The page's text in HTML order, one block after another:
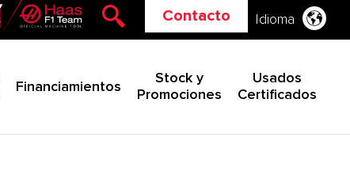
Contacto Idioma
Financiamientos
Stock y
Promociones
Usados
Certificados